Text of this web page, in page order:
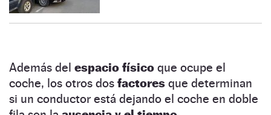
Además del espacio físico que ocupe el
coche, los otros dos factores que determinan
si un conductor está dejando el coche en doble